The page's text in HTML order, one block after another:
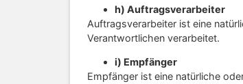
h) Auftragsverarbeiter
Auftragsverarbeiter ist eine
Verantwortlichen verarbeitet.
i) Empfänger
Empfänger ist eine natürliche